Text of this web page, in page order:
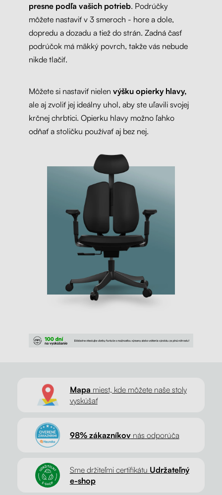
presne podľa vašich potrieb. Podrúčky
môžete nastaviť v 3 smeroch - hore a dole,
dopredu a dozadu a tiež do strán. Zadná časť
podrúčok má mäkký povrch, takže vás nebude
nikde tlačiť.
Môžete si nastaviť nielen výšku opierky hlavy,
ale aj zvoliť jej ideálny uhol, aby ste uľavili svojej
krčnej chrbtici. Opierku hlavy možno ľahko
odňať a stoličku používať aj bez nej.
Mapa miest, kde môžete naše stoly
vyskúšať
98% zákazníkovnás odporúča
Sme držiteľmi certifikátu Udržateľný
e-shop